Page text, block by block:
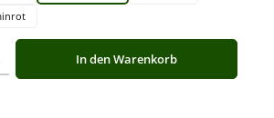
den gewünschten Wert ein oder benutze die
In den Warenkorb